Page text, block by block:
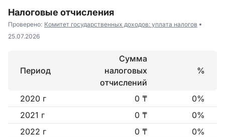
Налоговые отчисления
Проверено: Комитет государственных доходов: уплата налогов
25.07.2026
Период
Сумма
налоговых
отчислений
%
2020 г 0 ₸
0%
2021 г
0 ₸
0%
2022 г
0 ₸
0%